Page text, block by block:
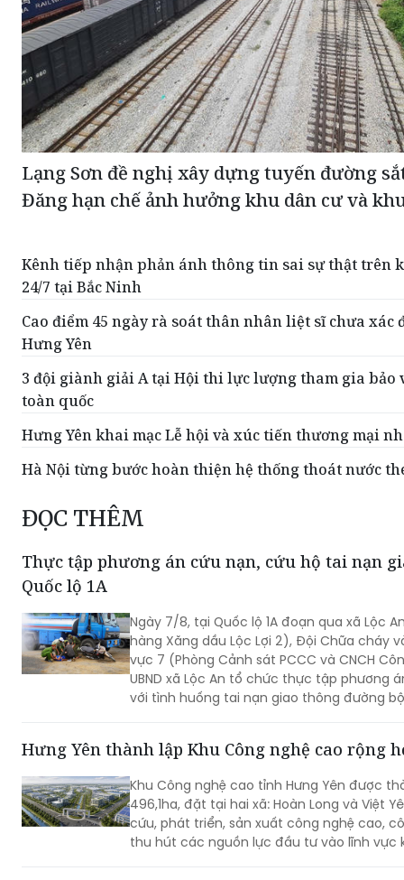
Lạng Sơn đề nghị xây dựng tuyến đường
Đăng hạn chế ảnh hưởng khu dân cư và
Kênh tiếp nhận phản ánh thông tin sai sự thật trên
24/7 tại Bắc Ninh
Cao điểm 45 ngày rà soát thân nhân liệt sĩ chưa
Hưng Yên
3 đội giành giải A tại Hội thi lực lượng tham gia bảo
toàn quốc
Hưng Yên khai mạc Lễ hội và xúc tiến thương mại
Hà Nội từng bước hoàn thiện hệ thống thoát nước
ĐỌC THÊM
Thực tập phương án cứu nạn, cứu hộ tai nạn
Quốc lộ 1A
Ngày 7/8, tại Quốc lộ 1A đoạn qua xã Lộc
hàng Xăng dầu Lộc Lợi 2), Đội Chữa cháy
vực 7 (Phòng Cảnh sát PCCC và CNCH
UBND xã Lộc An tổ chức thực tập phương
với tình huống tai nạn giao thông đường
Hưng Yên thành lập Khu Công nghệ cao rộng
Khu Công nghệ cao tỉnh Hưng Yên được
496,1ha, đặt tại hai xã: Hoàn Long và Việt
cứu, phát triển, sản xuất công nghệ cao,
thu hút các nguồn lực đầu tư vào lĩnh vực